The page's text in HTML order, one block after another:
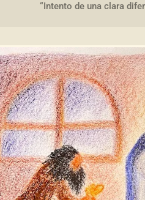
“Intento de una clara